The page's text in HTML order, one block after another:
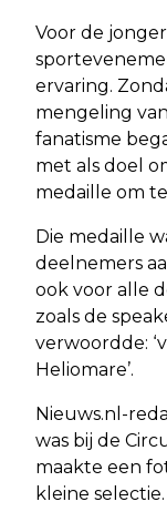
Voor de
ervaring.
mengeling
fanatisme
met als doel
medaille om
Die medaille
deelnemers
ook voor alle
zoals de
verwoordde:
Heliomare’.
Nieuws.nl-
was bij de
maakte een
kleine selectie.